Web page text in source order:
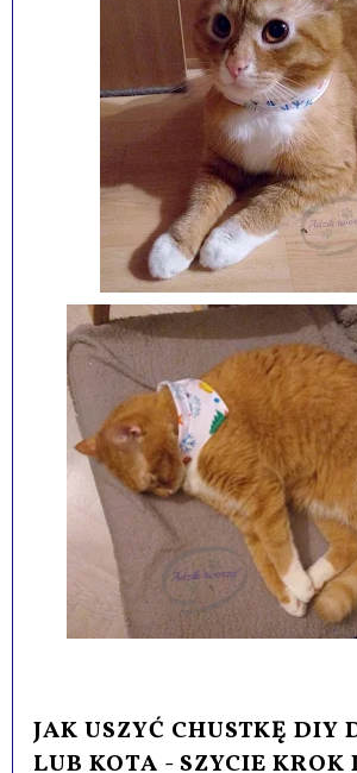
JAK USZYĆ CHUSTKĘ DIY
LUB KOTA - SZYCIE KROK